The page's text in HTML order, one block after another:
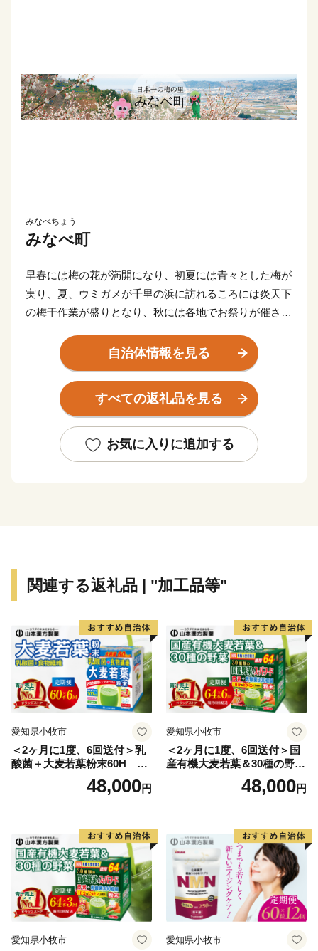
みなべちょう
みなべ町
早春には梅の花が満開になり、初夏には青々とした梅が
実り、夏、ウミガメが千里の浜に訪れるころには炎天下
の梅干作業が盛りとなり、秋には各地でお祭りが催され
っている皆様、みなべ町を応援してくださいませんか。
みなべ町の基幹産業である、梅を生産するシステムが、
平成27年12月15日（火）にFAO（国際連合食糧農業機
関本部）で開催された「GIAHS運営・科学合同委員
自治体情報を見る
すべての返礼品を見る
お気に入りに追加する
関連する返礼品 | "加工品等"
愛知県小牧市
＜2ヶ月に1度、6回送付＞乳
酸菌＋大麦若葉粉末60H 山
48,000円
愛知県小牧市
＜2ヶ月に1度、6回送付＞国
産有機大麦若葉＆30種の野
菜 山本漢方 定期便
48,000円
愛知県小牧市 愛知県小牧市